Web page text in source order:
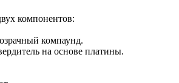
компонентов:
компаунд.
на основе платины.